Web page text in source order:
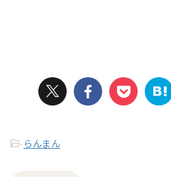
-らんまん